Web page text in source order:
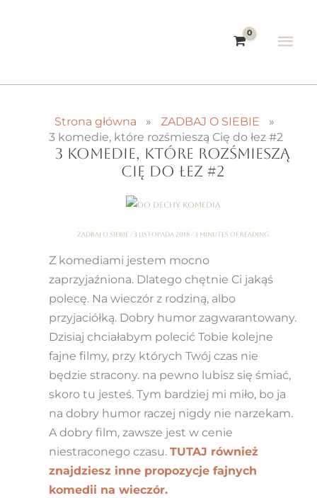
Strona główna
ZADBAJ O SIEBIE
3 komedie, które rozśmieszą Cię do łez #2
3 KOMEDIE, KTÓRE ROZŚMIESZĄ
CIĘ DO ŁEZ #2
ZADBAJ O SIEBIE / 3 listopada 2018 / 3 minutes of reading
Z komediami jestem mocno
zaprzyjaźniona. Dlatego chętnie Ci jakąś
polecę. Na wieczór z rodziną, albo
przyjaciółką. Dobry humor zagwarantowany.
Dzisiaj chciałabym polecić Tobie kolejne
fajne filmy, przy których Twój czas nie
będzie stracony. na pewno lubisz się śmiać,
skoro tu jesteś. Tym bardziej mi miło, bo ja
na dobry humor raczej nigdy nie narzekam.
A dobry film, zawsze jest w cenie
niestraconego czasu. TUTAJ również
znajdziesz inne propozycje fajnych
komedii na wieczór.